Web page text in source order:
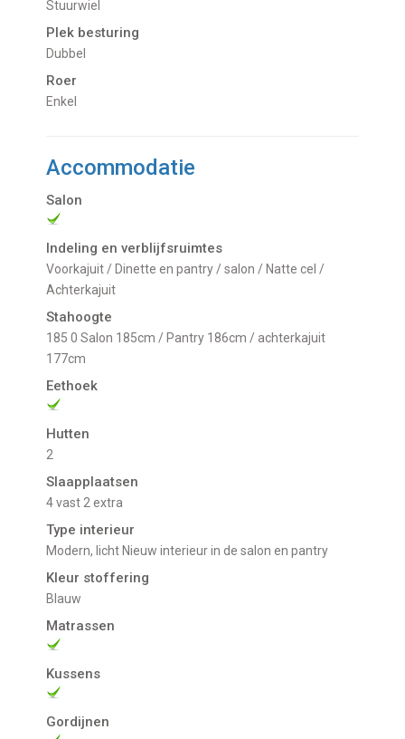
Stuurwiel
Plek besturing
Dubbel
Roer
Enkel
Accommodatie
Salon
Indeling en verblijfsruimtes
Voorkajuit / Dinette en pantry / salon / Natte cel /
Achterkajuit
Stahoogte
185 0 Salon 185cm / Pantry 186cm / achterkajuit
177cm
Eethoek
Hutten
2
Slaapplaatsen
4 vast 2 extra
Type interieur
Modern, licht Nieuw interieur in de salon en pantry
Kleur stoffering
Blauw
Matrassen
Kussens
Gordijnen